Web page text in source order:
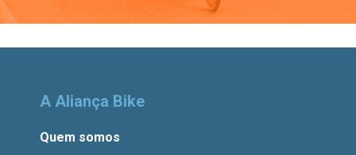
A Aliança Bike
Quem somos